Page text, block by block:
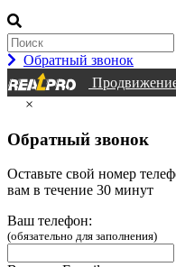
Обратный звонок
×
Обратный звонок
Оставьте свой номер
вам в течение 30 минут
Ваш телефон:
(обязательно для заполнения)